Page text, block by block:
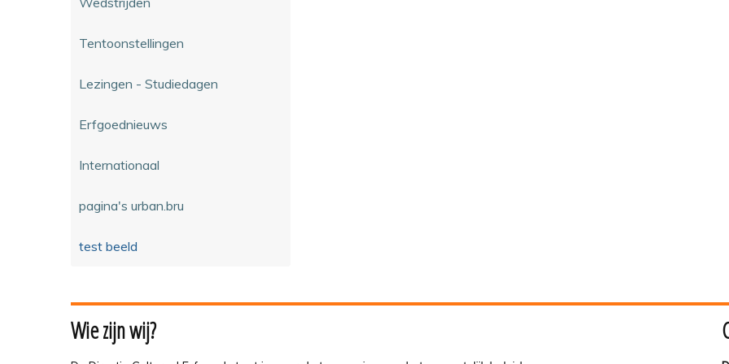
Tentoonstellingen
Lezingen - Studiedagen
Erfgoednieuws
Internationaal
pagina's urban.bru
test beeld
Wie zijn wij?